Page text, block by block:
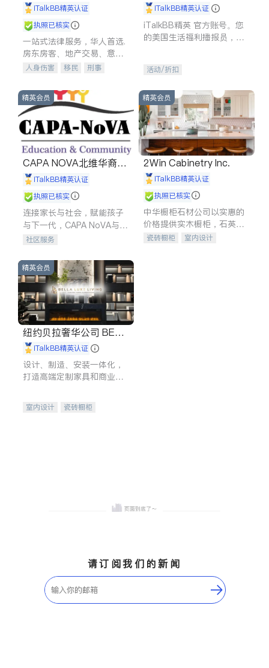
iTalkBB精英认证
执照已核实
一站式法律服务，华人首选.
房东房客、地产交易、意外
伤害、车祸重伤、商业诉
建筑合同、刑事案件全包办
人身伤害 移民
刑事
信托/遗嘱
商业
索赔
律师-其它 保释
iTalkBB精英认证
iTalkBB精英 官方账号。您
的美国生活福利播报员，精
专属福利。
活动/折扣
精英会员
CAPA NOVA北维华裔家
长会iTalkBB精英认证
执照已核实
连接家长与社会，赋能孩子
与下一代，CAPA NoVA与您
携手建设包容、公平、充满
社区服务
精英会员
2Win Cabinetry Inc.
iTalkBB精英认证
执照已核实
中华橱柜石材公司以实惠的
价格提供实木橱柜，石英石
台面，多种优质不锈钢水
瓷砖橱柜
室内设计
精英会员
纽约贝拉奢华公司 BELL
A LUXE
iTalkBB精英认证
设计、制造、安装一体化，
打造高端定制家具和商业空
室内设计
瓷砖橱柜
请订阅我们的新闻